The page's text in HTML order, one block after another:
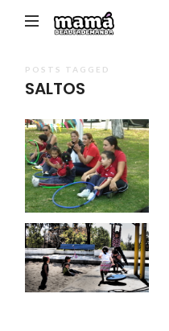
POSTS TAGGED
SALTOS